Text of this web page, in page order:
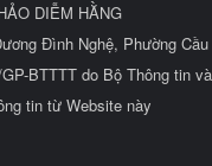
DIỄM HẰNG
Đình Nghệ, Phường
BTTTT do Bộ Thông tin
tin từ Website này